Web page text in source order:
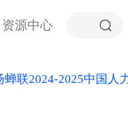
资源中心
联2024-2025中国人